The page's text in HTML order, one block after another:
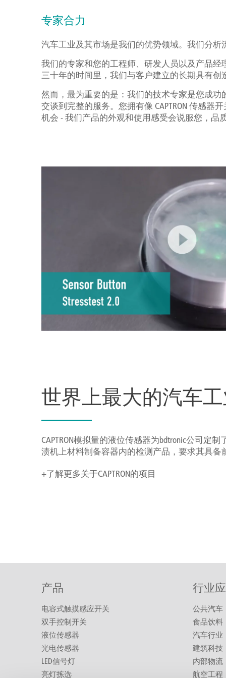
专家合力
汽车工业及其市场是我们的优势领域。我们分
我们的专家和您的工程师、研发人员以及产品
三十年的时间里，我们与客户建立的长期具有
然而，最为重要的是：我们的技术专家是您成
交谈到完整的服务。您拥有像 CAPTRON 传感
机会 - 我们产品的外观和使用感受会说服您，品
世界上最大的汽车
CAPTRON模拟量的液位传感器为bdtronic公司定
渍机上材料制备容器内的检测产品，要求其具备
+了解更多关于CAPTRON的项目
产品
电容式触摸感应开关
双手控制开关
液位传感器
光电传感器
LED信号灯
亮灯拣选
行业
公共汽车
食品饮料
汽车行业
建筑科技
内部物流
航空工程